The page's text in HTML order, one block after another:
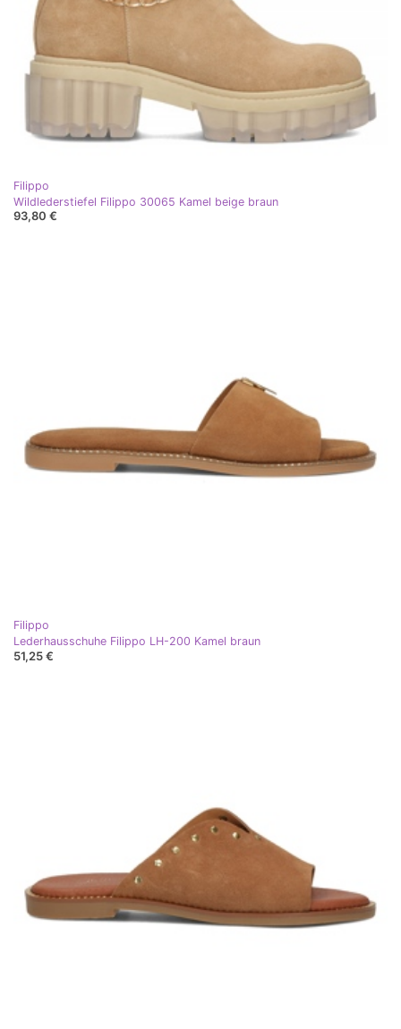
Filippo
Wildlederstiefel Filippo 30065 Kamel beige braun
93,80 €
Filippo
Lederhausschuhe Filippo LH-200 Kamel braun
51,25 €